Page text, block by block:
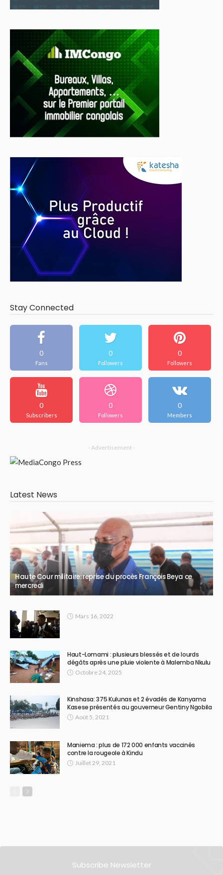
Stay Connected
0
Fans
0
Followers
0
Followers
0
Subscribers
0
Followers
0
Members
- Advertisement -
Latest News
Haute Cour militaire: reprise du procès François Beya ce
mercredi
Mars 16, 2022
Haut-Lomami : plusieurs blessés et de lourds
dégâts après une pluie violente à Malemba Nkulu
Octobre 24, 2025
Kinshasa: 375 Kulunas et 2 évadés de Kanyama
Kasese présentés au gouverneur Gentiny Ngobila
Août 5, 2021
Maniema : plus de 172 000 enfants vaccinés
contre la rougeole à Kindu
Juillet 29, 2021
Subscribe Newsletter